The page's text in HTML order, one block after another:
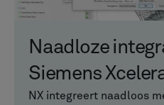
Naadloze
Siemens
NX integreert naadloos